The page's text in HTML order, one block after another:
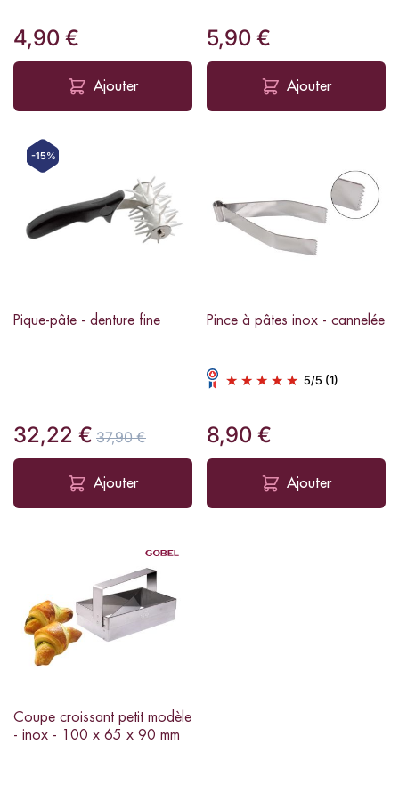
4,90 €
Ajouter
5,90 €
Ajouter
-15%
Pique-pâte - denture fine
32,22 € 37,90 €
Ajouter
Pince à pâtes inox - cannelée
5/5 (1)
8,90 €
Ajouter
Coupe croissant petit modèle
- inox - 100 x 65 x 90 mm